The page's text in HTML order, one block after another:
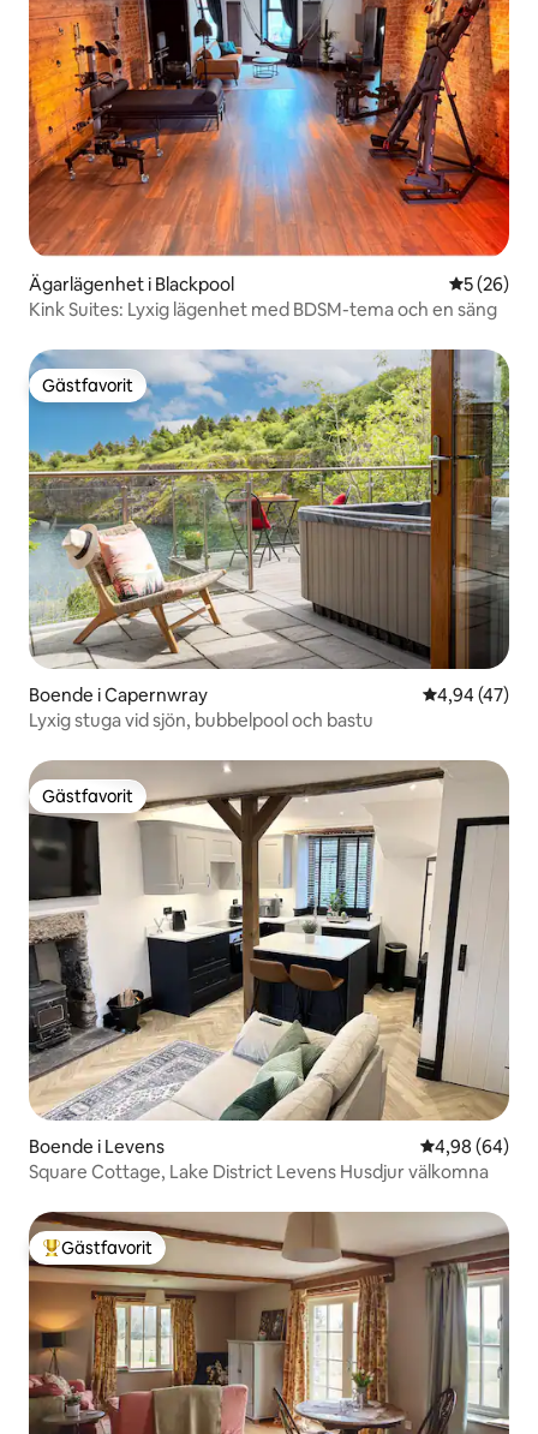
Ägarlägenhet i Blackpool 5 av 5 i
5 (26)
Kink Suites: Lyxig lägenhet med BDSM-tema och en säng
Gästfavorit
Gästfavorit
Boende i Capernwray 4,94 av 5 i
4,94 (47)
Lyxig stuga vid sjön, bubbelpool och bastu
Gästfavorit
Gästfavorit
Boende i Levens 4,98 av 5 i
4,98 (64)
Square Cottage, Lake District Levens Husdjur välkomna
Populär gästfavorit
Gästfavorit